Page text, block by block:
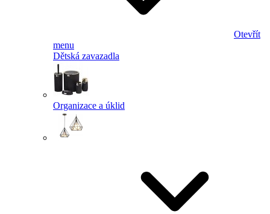
Otevřít
menu
Dětská zavazadla
Organizace a úklid